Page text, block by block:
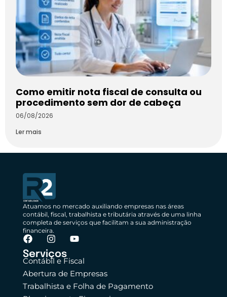
Como emitir nota fiscal de consulta ou
procedimento sem dor de cabeça
06/08/2026
Ler mais
Atuamos no mercado auxiliando empresas nas áreas
contábil, fiscal, trabalhista e tributária através de uma linha
completa de serviços que facilitam a sua administração
financeira.
Serviços
Contábil e Fiscal
Abertura de Empresas
Trabalhista e Folha de Pagamento